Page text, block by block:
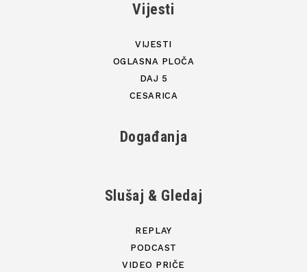
Vijesti
VIJESTI
OGLASNA PLOČA
DAJ 5
CESARICA
Događanja
Slušaj & Gledaj
REPLAY
PODCAST
VIDEO PRIČE